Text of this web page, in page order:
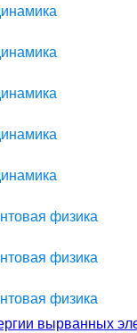
физика
физика
физика
вырванных